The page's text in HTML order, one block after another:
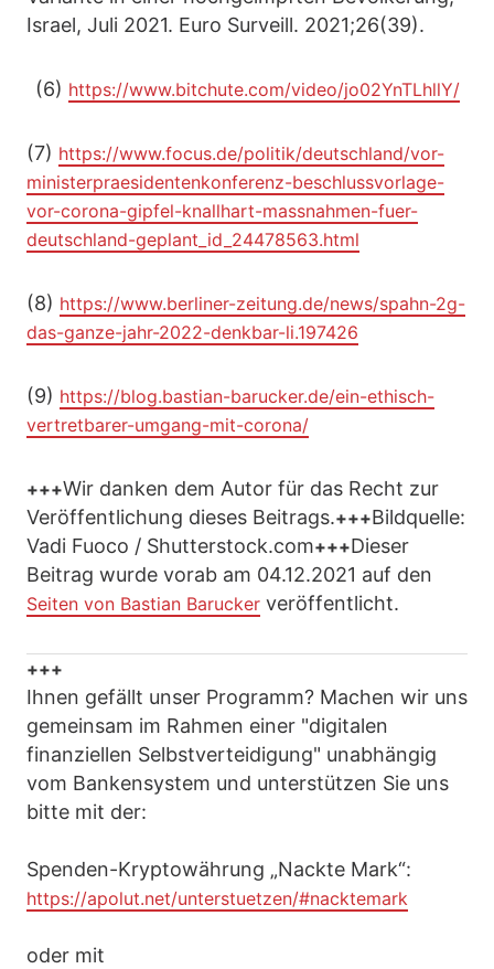
Israel, Juli 2021. Euro Surveill. 2021;26(39).
(6) https://www.bitchute.com/video/jo02YnTLhllY/
(7) https://www.focus.de/politik/deutschland/vor-
ministerpraesidentenkonferenz-beschlussvorlage-
vor-corona-gipfel-knallhart-massnahmen-fuer-
deutschland-geplant_id_24478563.html
(8) https://www.berliner-zeitung.de/news/spahn-2g-
das-ganze-jahr-2022-denkbar-li.197426
(9) https://blog.bastian-barucker.de/ein-ethisch-
vertretbarer-umgang-mit-corona/
+++Wir danken dem Autor für das Recht zur
Veröffentlichung dieses Beitrags.+++Bildquelle:
Vadi Fuoco / Shutterstock.com+++Dieser
Beitrag wurde vorab am 04.12.2021 auf den
Seiten von Bastian Barucker veröffentlicht.
+++
Ihnen gefällt unser Programm? Machen wir uns
gemeinsam im Rahmen einer "digitalen
finanziellen Selbstverteidigung" unabhängig
vom Bankensystem und unterstützen Sie uns
bitte mit der:
Spenden-Kryptowährung „Nackte Mark“:
https://apolut.net/unterstuetzen/#nacktemark
oder mit